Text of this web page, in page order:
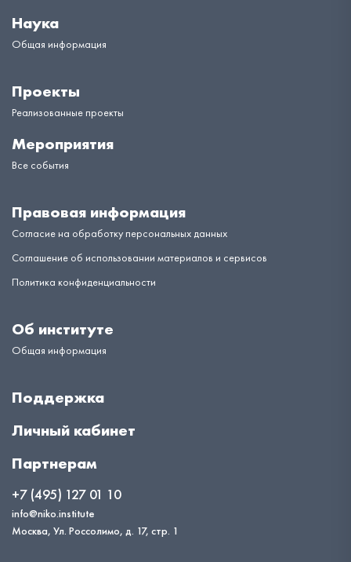
Наука
Общая информация
Проекты
Реализованные проекты
Мероприятия
Все события
Правовая информация
Согласие на обработку персональных данных
Соглашение об использовании материалов и сервисов
Политика конфиденциальности
Об институте
Общая информация
Поддержка
Личный кабинет
Партнерам
+7 (495) 127 01 10
info@niko.institute
Москва, Ул. Россолимо, д. 17, стр. 1